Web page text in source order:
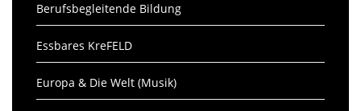
Berufsbegleitende Bildung
Essbares KreFELD
Europa & Die Welt (Musik)